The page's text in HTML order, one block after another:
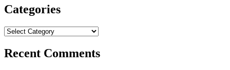
Categories
Categories
Recent Comments